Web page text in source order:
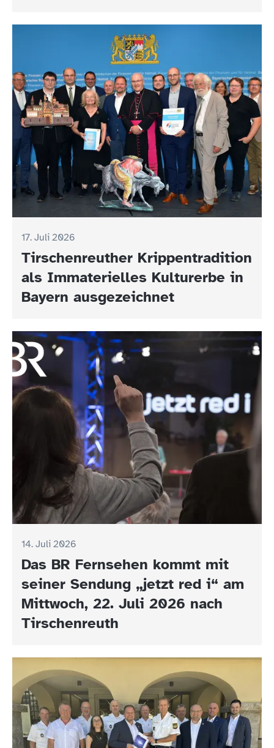
17. Juli 2026
Tirschenreuther Krippentradition
als Immaterielles Kulturerbe in
Bayern ausgezeichnet
14. Juli 2026
Das BR Fernsehen kommt mit
seiner Sendung „jetzt red i“ am
Mittwoch, 22. Juli 2026 nach
Tirschenreuth